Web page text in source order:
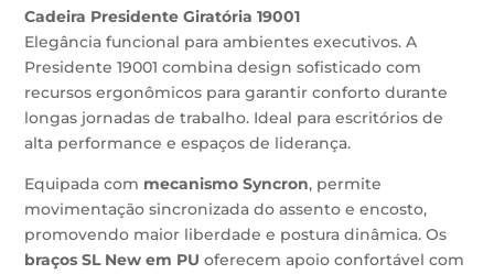
Cadeira Presidente Giratória 19001
Elegância funcional para ambientes executivos. A
Presidente 19001 combina design sofisticado com
recursos ergonômicos para garantir conforto durante
longas jornadas de trabalho. Ideal para escritórios de
alta performance e espaços de liderança.
Equipada com mecanismo Syncron, permite
movimentação sincronizada do assento e encosto,
promovendo maior liberdade e postura dinâmica. Os
braços SL New em PU oferecem apoio confortável com